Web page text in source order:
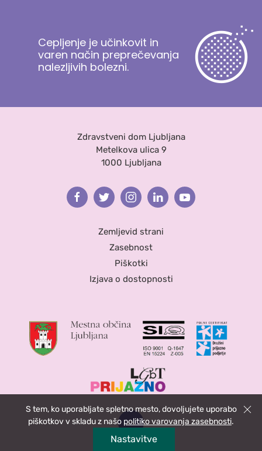
Cepljenje je učinkovit in
varen način preprečevanja
nalezljivih bolezni.
Zdravstveni dom Ljubljana
Metelkova ulica 9
1000 Ljubljana
FacebookTwitterInstagramLinkedinYoutube
Zemljevid strani
Zasebnost
Piškotki
Izjava o dostopnosti
S tem, ko uporabljate spletno mesto, dovoljujete uporabo
piškotkov v skladu z našo politiko varovanja zasebnosti.
Nastavitve
Zapri